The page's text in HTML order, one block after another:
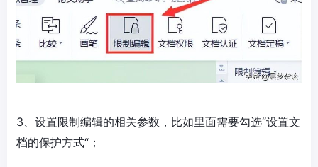
3、设置限制编辑的相关参数，比如里面需要勾选“设置文
档的保护方式“；